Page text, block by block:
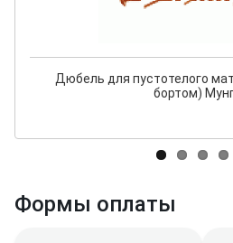
Дюбель для пустотелого
бортом)
Формы оплаты